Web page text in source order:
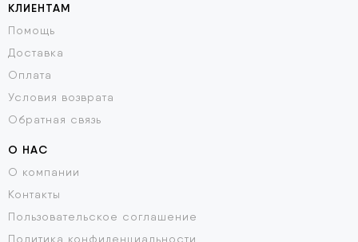
КЛИЕНТАМ
Помощь
Доставка
Оплата
Условия возврата
Обратная связь
О НАС
О компании
Контакты
Пользовательское соглашение
Политика конфиденциальности